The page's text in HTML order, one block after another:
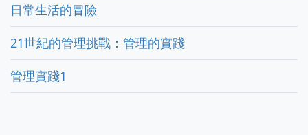
日常生活的冒險
21世紀的管理挑戰：管理的實踐
管理實踐1